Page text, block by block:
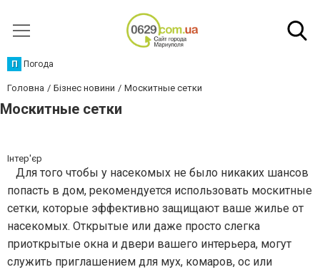
П Погода
Головна Бізнес новини Москитные сетки
Москитные сетки
Інтер'єр
Для того чтобы у насекомых не было никаких шансов
попасть в дом, рекомендуется использовать москитные
сетки, которые эффективно защищают ваше жилье от
насекомых. Открытые или даже просто слегка
приоткрытые окна и двери вашего интерьера, могут
служить приглашением для мух, комаров, ос или